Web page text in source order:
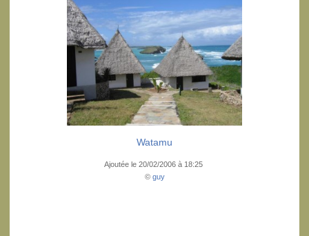
Watamu
Ajoutée le 20/02/2006 à 18:25
© guy